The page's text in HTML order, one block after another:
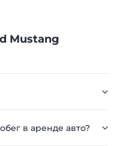
Mustang
в аренде авто?